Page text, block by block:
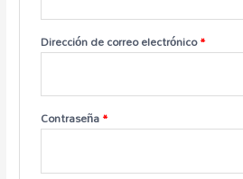
Dirección de correo electrónico*
Contraseña*